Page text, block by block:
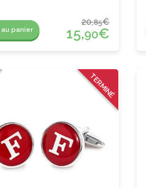
panier
20,85€
15,90€
TERMINÉ